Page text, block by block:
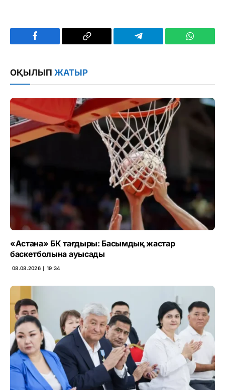
Facebook
Copy
Telegram
ОҚЫЛЫП ЖАТЫР
«Астана» БК тағдыры: Басымдық жастар
баскетболына ауысады
08.08.2026 ∣ 19:34